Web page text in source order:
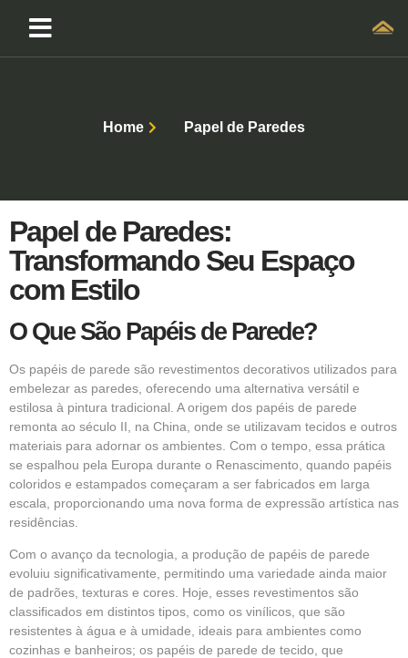
Home Papel de Paredes
Papel de Paredes:
Transformando Seu Espaço
com Estilo
O Que São Papéis de Parede?
Os papéis de parede são revestimentos decorativos utilizados para
embelezar as paredes, oferecendo uma alternativa versátil e
estilosa à pintura tradicional. A origem dos papéis de parede
remonta ao século II, na China, onde se utilizavam tecidos e outros
materiais para adornar os ambientes. Com o tempo, essa prática
se espalhou pela Europa durante o Renascimento, quando papéis
coloridos e estampados começaram a ser fabricados em larga
escala, proporcionando uma nova forma de expressão artística nas
residências.
Com o avanço da tecnologia, a produção de papéis de parede
evoluiu significativamente, permitindo uma variedade ainda maior
de padrões, texturas e cores. Hoje, esses revestimentos são
classificados em distintos tipos, como os vinílicos, que são
resistentes à água e à umidade, ideais para ambientes como
cozinhas e banheiros; os papéis de parede de tecido, que